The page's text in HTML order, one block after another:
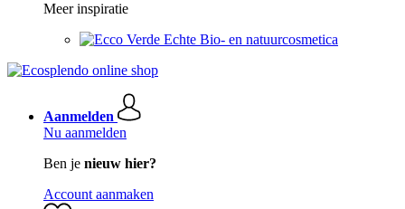
Meer inspiratie
Echte Bio- en natuurcosmetica
Aanmelden
Nu aanmelden
Ben je nieuw hier?
Account aanmaken